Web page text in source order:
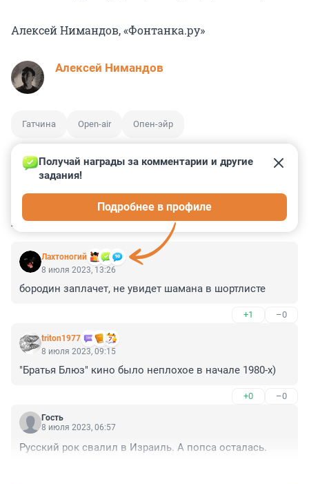
Алексей Нимандов, «Фонтанка.ру»
Алексей Нимандов
Гатчина Open-air Опен-эйр
КОММЕНТАРИИ 13
Лахтоногий
Получай награды за комментарии и другие
задания!
Подробнее в профиле
8 июля 2023, 13:26
бородин заплачет, не увидет шамана в шортлисте
+1 –0
triton1977
8 июля 2023, 09:15
"Братья Блюз" кино было неплохое в начале 1980-х)
+0 –0
Гость
8 июля 2023, 06:57
Русский рок свалил в Израиль. А попса осталась.